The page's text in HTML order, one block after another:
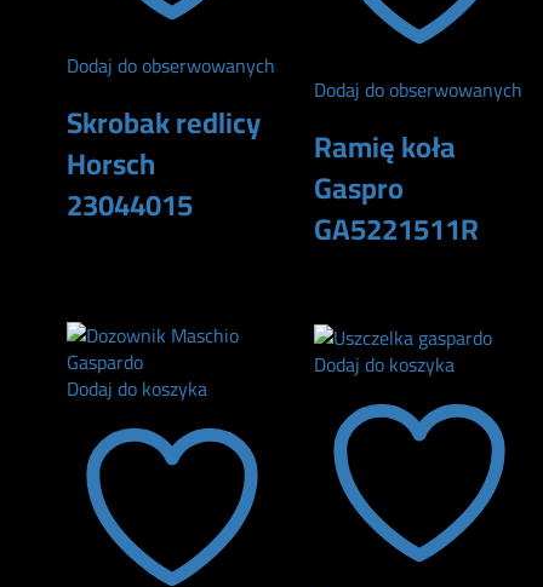
Dodaj do obserwowanych
Skrobak redlicy
Horsch
23044015
Dodaj do obserwowanych
Ramię koła
Gaspro
GA5221511R
Dodaj do koszyka
Dodaj do koszyka